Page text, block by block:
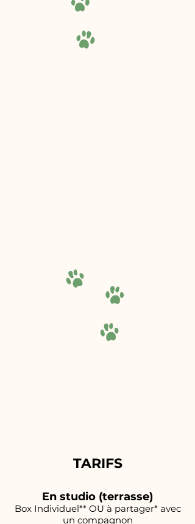
TARIFS
En studio (terrasse)
Box Individuel** OU à partager* avec
un compagnon